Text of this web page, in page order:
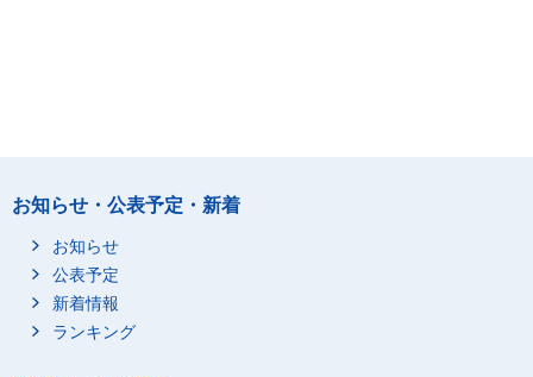
お知らせ・公表予定・新着
お知らせ
公表予定
新着情報
ランキング